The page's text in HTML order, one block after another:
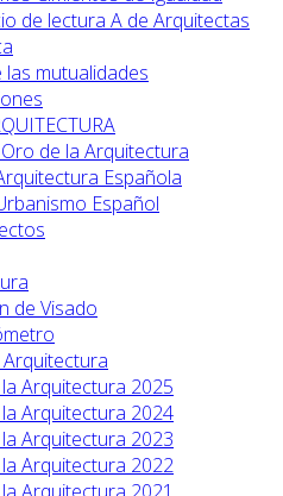
de lectura A de Arquitectas
las mutualidades
de la Arquitectura
Española
Español
de Visado
Arquitectura 2025
Arquitectura 2024
Arquitectura 2023
Arquitectura 2022